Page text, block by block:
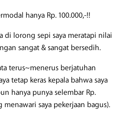
hanya Rp. 100.000,-!!
di lorong sepi saya meratapi nilai
sangat & sangat bersedih.
terus~menerus berjatuhan
tetap keras kepala bahwa saya
hanya punya selembar Rp.
menawari saya pekerjaan bagus).